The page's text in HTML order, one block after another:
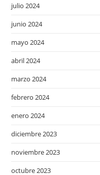
julio 2024
junio 2024
mayo 2024
abril 2024
marzo 2024
febrero 2024
enero 2024
diciembre 2023
noviembre 2023
octubre 2023